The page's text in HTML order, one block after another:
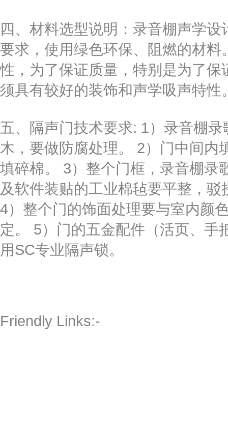
四、材料选型说明：录音棚声学
要求，使用绿色环保、阻燃的材
性，为了保证质量，特别是为了
须具有较好的装饰和声学吸声特性
五、隔声门技术要求: 1）录音棚
木，要做防腐处理。 2）门中间内
填碎棉。 3）整个门框，录音棚录
及软件装贴的工业棉毡要平整，
4）整个门的饰面处理要与室内颜
定。 5）门的五金配件（活页、手
用SC专业隔声锁。
Friendly Links:-